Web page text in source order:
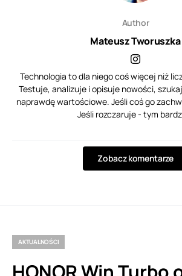
Author
Mateusz Tworuszka
Technologia to dla niego coś więcej niż
Testuje, analizuje i opisuje nowości,
naprawdę wartościowe. Jeśli coś go
Jeśli rozczaruje - tym
Zobacz komentarze
AKTUALNOŚCI